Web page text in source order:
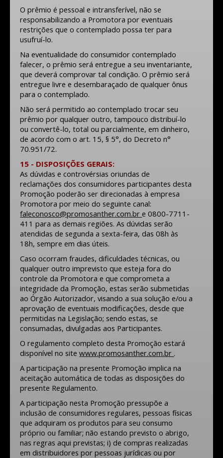
O prêmio é pessoal e intransferível, não se
responsabilizando a Promotora por eventuais
restrições que o contemplado possa ter para
usufruí-lo.
Na eventualidade do consumidor contemplado
falecer, o prêmio será entregue a seu inventariante,
que deverá comprovar tal condição. O prêmio será
entregue livre e desembaraçado de qualquer ônus
para o contemplado.
Não será permitido ao contemplado trocar seu
prêmio por qualquer outro, tampouco distribuí-lo
ou convertê-lo, total ou parcialmente, em dinheiro,
de acordo com o art. 15, § 5°, do Decreto n°
70.951/72.
15 - DISPOSIÇÕES GERAIS:
As dúvidas e controvérsias oriundas de
reclamações dos consumidores participantes desta
Promoção poderão ser direcionadas à empresa
Promotora por meio do seguinte canal:
faleconosco@promosanther.com.bre 0800-7711-
411 para as demais regiões. As dúvidas serão
atendidas de segunda a sexta-feira, das 08h às
18h, sempre em dias úteis.
Caso ocorram fraudes, dificuldades técnicas, ou
qualquer outro imprevisto que esteja fora do
controle da Promotora e que comprometa a
integridade da Promoção, estas serão submetidas
ao Órgão Autorizador, visando a sua solução e/ou a
aprovação de eventuais modificações, desde que
permitidas na Legislação; sendo estas, se
consumadas, divulgadas aos Participantes.
O regulamento completo desta Promoção estará
disponível no sitewww.promosanther.com.br .
A participação na presente Promoção implica na
aceitação automática de todas as disposições do
presente Regulamento.
A participação nesta Promoção pressupõe a
inclusão de consumidores regulares, pessoas físicas
que adquiram os produtos para seu consumo
próprio ou familiar; não estando previsto o abrigo,
nas regras aqui previstas; i) de compras realizadas
em distribuidores por pessoas jurídicas ou por